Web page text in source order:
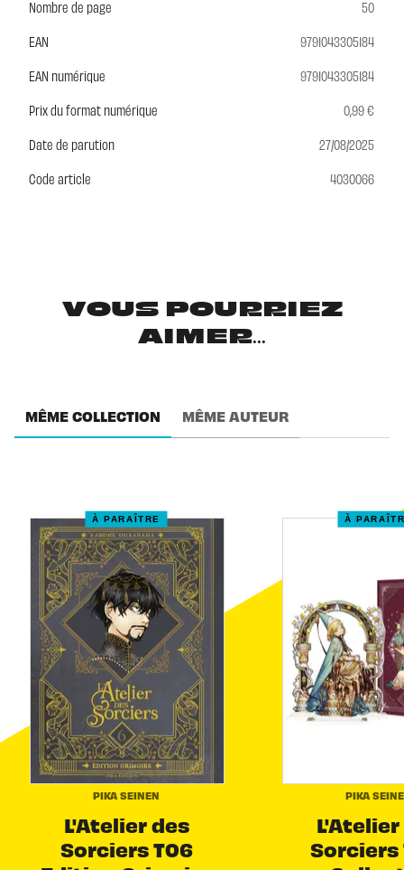
Nombre de page
50
EAN
9791043305184
EAN numérique
9791043305184
Prix du format numérique
0,99 €
Date de parution
27/08/2025
Code article
4030066
VOUS POURRIEZ
AIMER...
MÊME COLLECTION MÊME AUTEUR
À PARAÎTRE
PIKA SEINEN
L'Atelier des
Sorciers T06
À
PIKA
L'Atelier
Sorciers